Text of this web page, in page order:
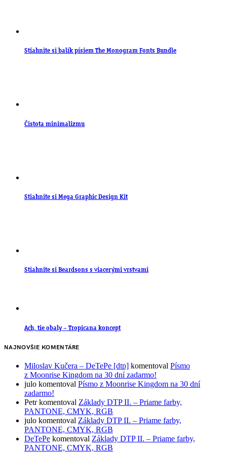
Stiahnite si balík písiem The Monogram Fonts Bundle
Čistota minimalizmu
Stiahnite si Mega Graphic Design Kit
Stiahnite si Beardsons s viacerými vrstvami
Ach, tie obaly – Tropicana koncept
NAJNOVŠIE KOMENTÁRE
Miloslav Kučera – DeTePe [dtp] komentoval Písmo
z Moonrise Kingdom na 30 dní zadarmo!
julo komentoval Písmo z Moonrise Kingdom na 30 dní
zadarmo!
Petrkomentoval Základy DTP II. – Priame farby,
PANTONE, CMYK, RGB
julo komentoval Základy DTP II. – Priame farby,
PANTONE, CMYK, RGB
DeTePe komentoval Základy DTP II. – Priame farby,
PANTONE, CMYK, RGB